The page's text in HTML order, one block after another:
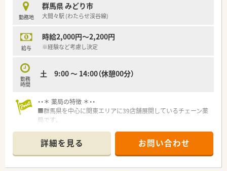
勤務地
群馬県 みどり市
大間々駅 (わたらせ渓谷線)
給与
時給2,000円～2,200円
※経験など考慮し決定
勤務
時間
土 9:00 ～ 14:00（休憩00分）
・・＊ 薬局の特徴 ＊・・
■群馬県を中心に関東エリアに39店舗展開しているチェーン薬
局です。
が安定している企業です。
■群馬エリアでは総合病院門前に多く展開しています。
■今後もM&Aにて店舗拡大を図っており、勢いのある企業です。
■店舗拡大により、管理薬剤師をはじめとしたキャリアアップを
詳細を見る お問い合わせ